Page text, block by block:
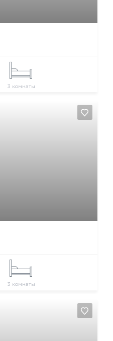
3 комнаты
3 комнаты